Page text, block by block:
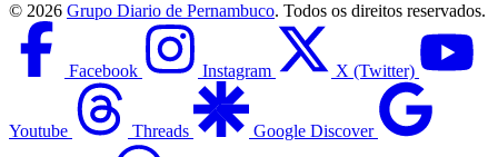
© 2026 Grupo Diario de Pernambuco. Todos os direitos reservados.
Facebook Instagram X (Twitter)
Youtube Threads Google Discover